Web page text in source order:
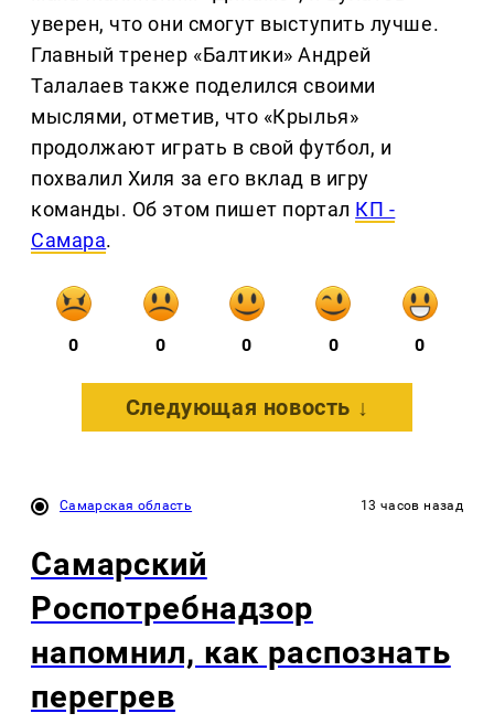
уверен, что они смогут выступить лучше.
Главный тренер «Балтики» Андрей
Талалаев также поделился своими
мыслями, отметив, что «Крылья»
продолжают играть в свой футбол, и
похвалил Хиля за его вклад в игру
команды. Об этом пишет портал КП -
Самара.
0 0 0 0 0
Следующая новость ↓
Самарская область 13 часов назад
Самарский
Роспотребнадзор
напомнил, как распознать
перегрев